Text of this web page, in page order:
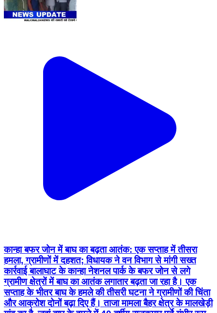
कान्हा बफर जोन में बाघ का बढ़ता आतंक: एक सप्ताह में तीसरा
हमला, ग्रामीणों में दहशत; विधायक ने वन विभाग से मांगी सख्त
कार्रवाई बालाघाट के कान्हा नेशनल पार्क के बफर जोन से लगे
ग्रामीण क्षेत्रों में बाघ का आतंक लगातार बढ़ता जा रहा है। एक
सप्ताह के भीतर बाघ के हमले की तीसरी घटना ने ग्रामीणों की चिंता
और आक्रोश दोनों बढ़ा दिए हैं। ताजा मामला बैहर क्षेत्र के मालखेड़ी